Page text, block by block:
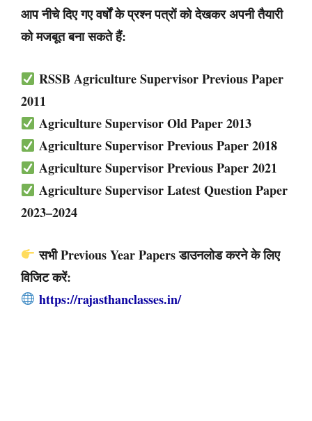
आप नीचे दिए गए वर्षों के प्रश्न पत्रों को देखकर अपनी तैयारी
को मजबूत बना सकते हैं:
RSSB Agriculture Supervisor Previous Paper
2011
Agriculture Supervisor Old Paper 2013
Agriculture Supervisor Previous Paper 2018
Agriculture Supervisor Previous Paper 2021
Agriculture Supervisor Latest Question Paper
2023–2024
सभी Previous Year Papers डाउनलोड करने के लिए
विजिट करें:
https://rajasthanclasses.in/